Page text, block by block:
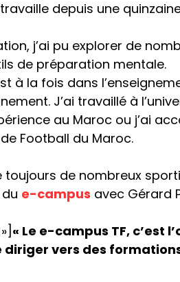
depuis une
j’ai pu explorer de
de préparation mentale.
à la fois dans
J’ai travaillé à
au Maroc ou j’ai
Football du Maroc.
toujours de nombreux
e-campus avec Gérard
« Le e-campus TF, c’est
vers des